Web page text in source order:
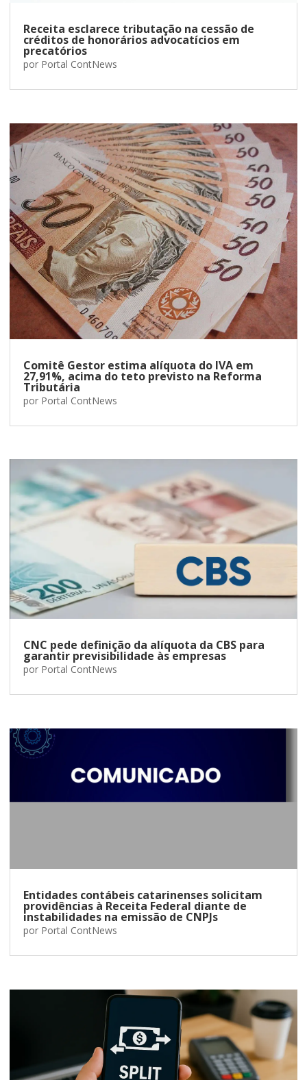
Receita esclarece tributação na cessão de
créditos de honorários advocatícios em
precatórios
por Portal ContNews
Comitê Gestor estima alíquota do IVA em
27,91%, acima do teto previsto na Reforma
Tributária
por Portal ContNews
CNC pede definição da alíquota da CBS para
garantir previsibilidade às empresas
por Portal ContNews
Entidades contábeis catarinenses solicitam
providências à Receita Federal diante de
instabilidades na emissão de CNPJs
por Portal ContNews